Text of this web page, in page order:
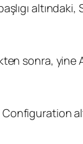
sonra, yine